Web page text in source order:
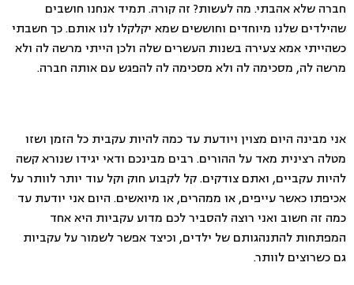
חברה שלא אהבתי. מה לעשות? זה קורה. תמיד אנחנו חושבים
שהילדים שלנו מיוחדים וחוששים שמא יקלקלו לנו אותם. כך חשבתי
כשהייתי אמא צעירה בשנות העשרים שלה ולכן הייתי מרשה לה ולא
מרשה לה, מסכימה לה ולא מסכימה לה להפגש עם אותה חברה.
אני מבינה היום מצוין ויודעת עד כמה להיות עקבית כל הזמן ושזו
מטלה רצינית מאד על ההורים. רבים מבינכם ודאי יגידו שנורא קשה
להיות עקביים, ואתם צודקים. קל לקבוע חוק וקל עוד יותר לוותר על
אכיפתו כאשר עייפים, או ממהרים, או מיואשים. היום אני יודעת עד
כמה זה חשוב ואני רוצה להסביר לכם מדוע עקביות היא אחד
המפתחות להתנהגותם של ילדים, וכיצד אפשר לשמור על עקביות
גם כשרוצים לוותר.